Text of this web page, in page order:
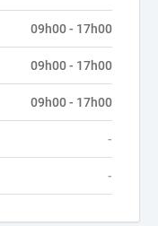
09h00 - 17h00
09h00 - 17h00
09h00 - 17h00
-
-